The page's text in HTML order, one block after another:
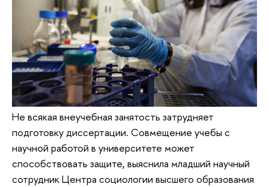
Не всякая внеучебная занятость затрудняет
подготовку диссертации. Совмещение учебы с
научной работой в университете может
способствовать защите, выяснила младший научный
сотрудник Центра социологии высшего образования